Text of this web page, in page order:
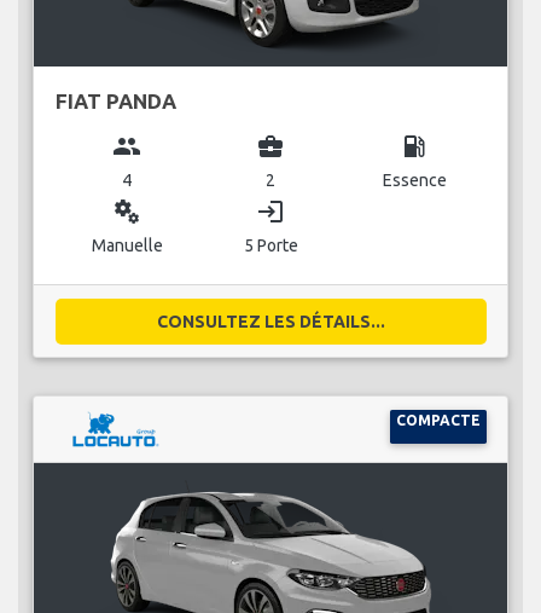
FIAT PANDA
group
4
business_center
2
local_gas_station
Essence
miscellaneous_services
Manuelle
login
5 Porte
CONSULTEZ LES DÉTAILS...
COMPACTE